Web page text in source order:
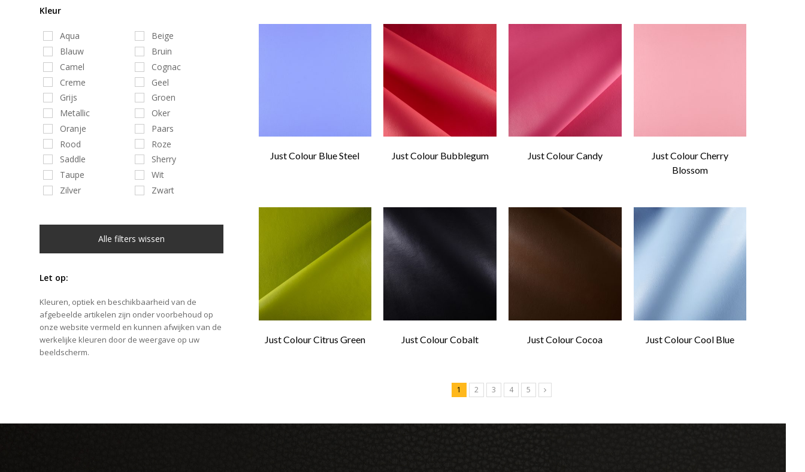
Kleur
Aqua
Beige
Blauw
Bruin
Camel
Cognac
Creme
Geel
Grijs
Groen
Metallic
Oker
Oranje
Paars
Rood
Roze
Saddle
Sherry
Taupe
Wit
Zilver
Zwart
Alle filters wissen
Let op:
Kleuren, optiek en beschikbaarheid van de
afgebeelde artikelen zijn onder voorbehoud op
onze website vermeld en kunnen afwijken van de
werkelijke kleuren door de weergave op uw
beeldscherm.
Just Colour Blue Steel Just Colour Bubblegum Just Colour Candy
Just Colour Cherry
Blossom
Just Colour Citrus Green Just Colour Cobalt Just Colour Cocoa Just Colour Cool Blue
1 2 3 4 5